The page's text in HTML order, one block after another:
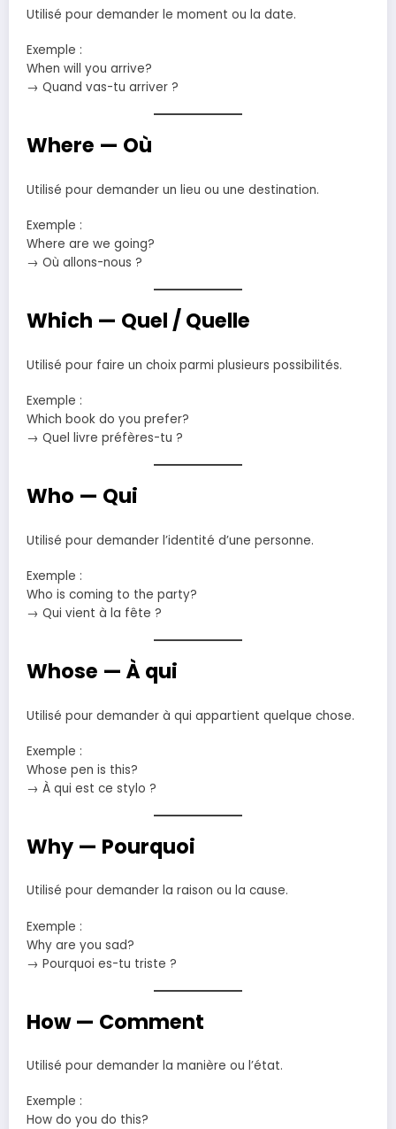
Utilisé pour demander le moment ou la date.
Exemple :
When will you arrive?
→ Quand vas-tu arriver ?
Where — Où
Utilisé pour demander un lieu ou une destination.
Exemple :
Where are we going?
→ Où allons-nous ?
Which — Quel / Quelle
Utilisé pour faire un choix parmi plusieurs possibilités.
Exemple :
Which book do you prefer?
→ Quel livre préfères-tu ?
Who — Qui
Utilisé pour demander l’identité d’une personne.
Exemple :
Who is coming to the party?
→ Qui vient à la fête ?
Whose — À qui
Utilisé pour demander à qui appartient quelque chose.
Exemple :
Whose pen is this?
→ À qui est ce stylo ?
Why — Pourquoi
Utilisé pour demander la raison ou la cause.
Exemple :
Why are you sad?
→ Pourquoi es-tu triste ?
How — Comment
Utilisé pour demander la manière ou l’état.
Exemple :
How do you do this?